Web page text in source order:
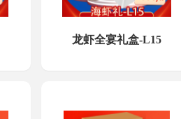
龙虾全宴礼盒-L15